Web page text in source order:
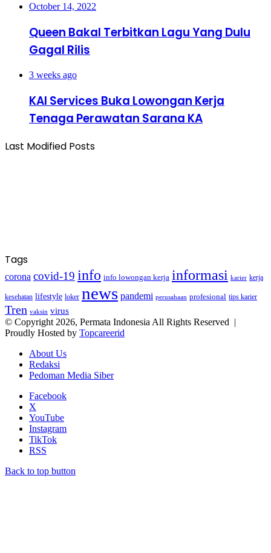
October 14, 2022
Queen Bakal Terbitkan Lagu Yang Dulu
Gagal Rilis
3 weeks ago
KAI Services Buka Lowongan Kerja
Tenaga Perawatan Sarana KA
Last Modified Posts
Tags
corona covid-19 info info lowongan kerja informasi karier kerja
kesehatan lifestyle loker news pandemi perusahaan profesional tips karier
Tren vaksin virus
© Copyright 2026, Permata Indonesia All Rights Reserved |
Proudly Hosted by Topcareerid
About Us
Redaksi
Pedoman Media Siber
Facebook
X
YouTube
Instagram
TikTok
RSS
Back to top button